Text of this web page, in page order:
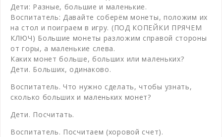
Дети: Разные, большие и маленькие.
Воспитатель: Давайте соберём монеты, положим их
на стол и поиграем в игру. (ПОД КОПЕЙКИ ПРЯЧЕМ
КЛЮЧ) Большие монеты разложим справой стороны
от горы, а маленькие слева.
Каких монет больше, больших или маленьких?
Дети. Больших, одинаково.
Воспитатель. Что нужно сделать, чтобы узнать,
сколько больших и маленьких монет?
Дети. Посчитать.
Воспитатель. Посчитаем (хоровой счет).